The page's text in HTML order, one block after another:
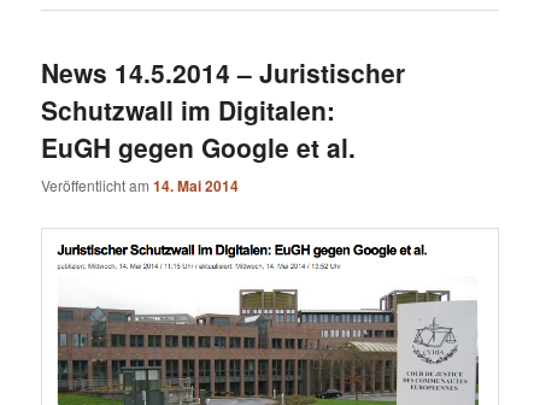
News 14.5.2014 – Juristischer
Schutzwall im Digitalen:
EuGH gegen Google et al.
Veröffentlicht am14. Mai 2014